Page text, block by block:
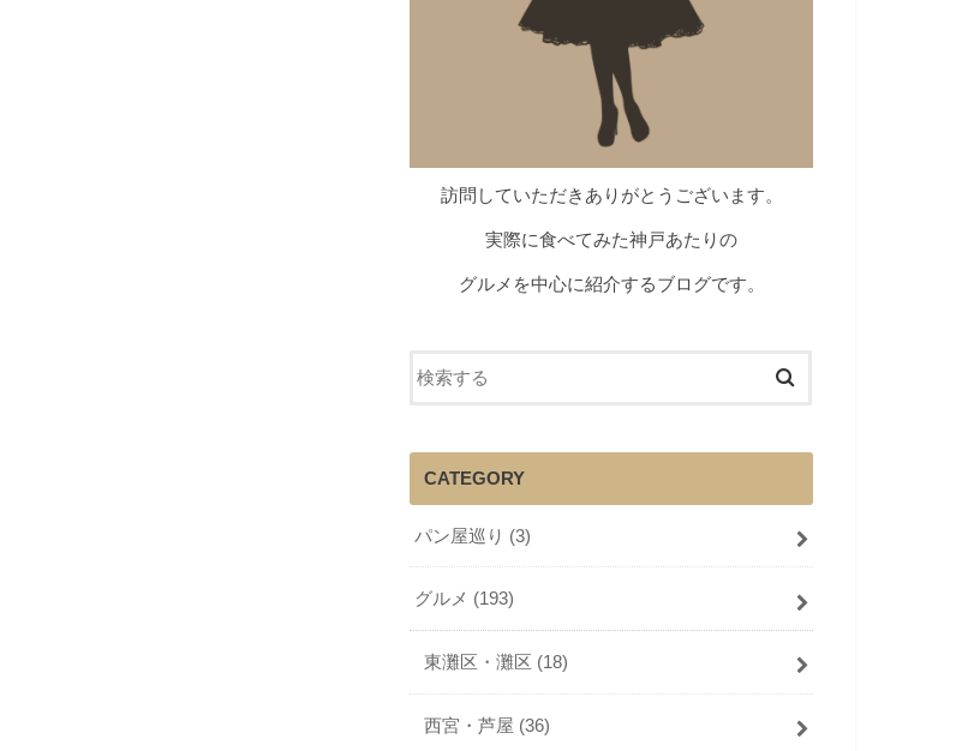
訪問していただきありがとうございます。
実際に食べてみた神戸あたりの
グルメを中心に紹介するブログです。
CATEGORY
パン屋巡り (3)
グルメ (193)
東灘区・灘区 (18)
西宮・芦屋 (36)